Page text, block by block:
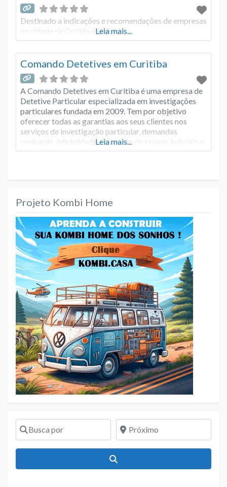
Destinado a indicações e recomendações de empresas
na cidade de Curitiba, Paraná.
Leia mais...
Comando Detetives em Curitiba
A Comando Detetives em Curitiba é uma empresa de
Detetive Particular especializada em investigações
particulares fundada em 2009. Tem por objetivo
oferecer todas as garantias aos seus clientes nos
serviços de investigação particular, demandas
conjugais, infidelidade, obtenção de provas judiciais e
localização de pessoas. Atualmente a empresa de
Leia mais...
Projeto Kombi Home
Busca por Próximo